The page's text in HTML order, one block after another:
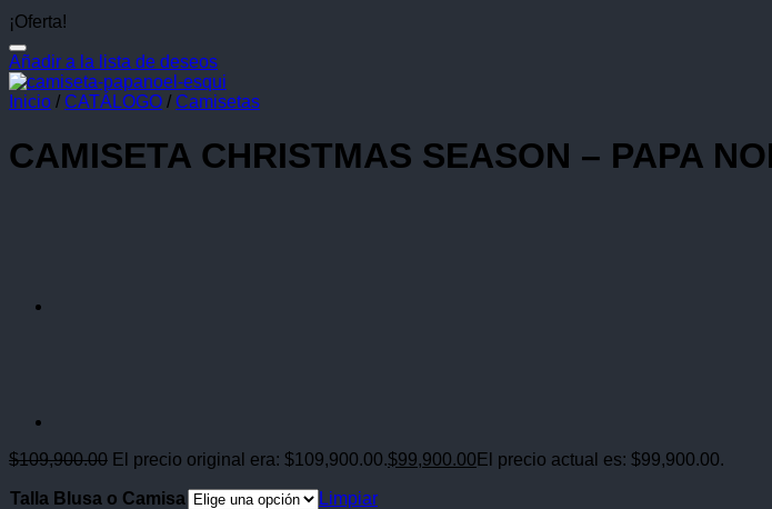
¡Oferta!
Añadir a la lista de deseos
Inicio / CATÁLOGO / Camisetas
CAMISETA CHRISTMAS SEASON – PAPA
$109,900.00 El precio original era: $109,900.00.$99,900.00 El precio actual es: $99,900.00.
Talla Blusa o Camisa
Limpiar